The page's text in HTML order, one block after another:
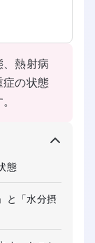
熱射病
症の状態
態
と「水分摂